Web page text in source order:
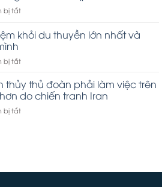
siết
chặt
toàn
vịnh
Long
bị tắtở
thuyền
Hạ
đắt
dịp
lễ
30-
4
khỏi du thuyền lớn nhất và
bị tắtở
bỏ
nệm
khỏi
mới
thủy thủ đoàn phải làm việc trên
do chiến tranh Iran
bị tắtở
đoàn